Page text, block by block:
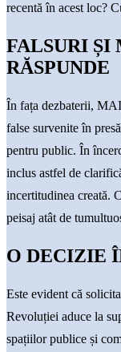
recentă în acest loc?
FALSURI
RĂSPUNDE
În fața dezbaterii,
false survenite în
pentru public. În
inclus astfel de
incertitudinea creată.
peisaj atât de
O DECIZIE
Este evident că
Revoluției aduce la
spațiilor publice și